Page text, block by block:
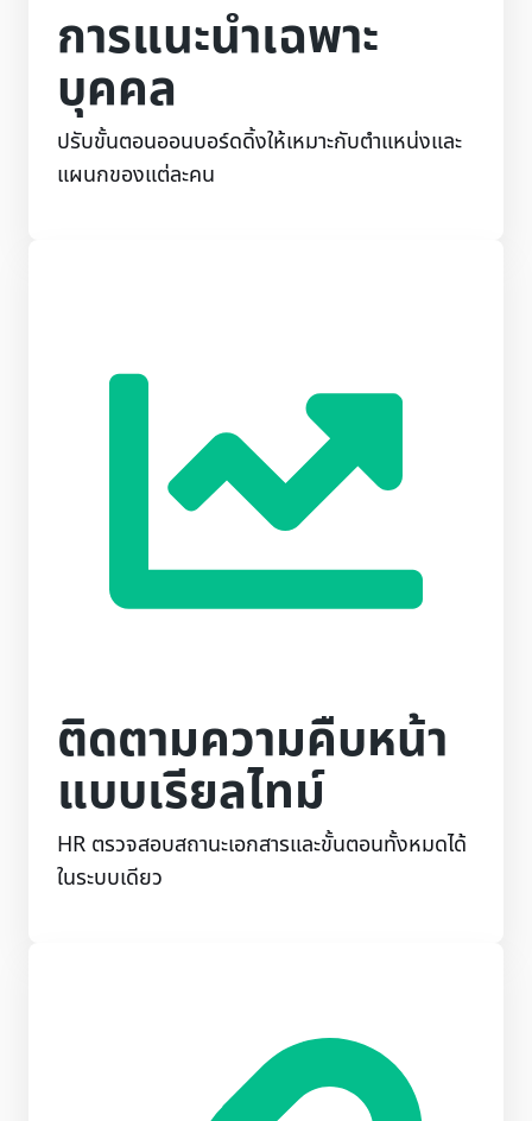
การแนะนำเฉพาะ
บุคคล
ปรับขั้นตอนออนบอร์ดดิ้งให้เหมาะกับตำแหน่งและ
แผนกของแต่ละคน
ติดตามความคืบหน้า
แบบเรียลไทม์
HR ตรวจสอบสถานะเอกสารและขั้นตอนทั้งหมดได้
ในระบบเดียว